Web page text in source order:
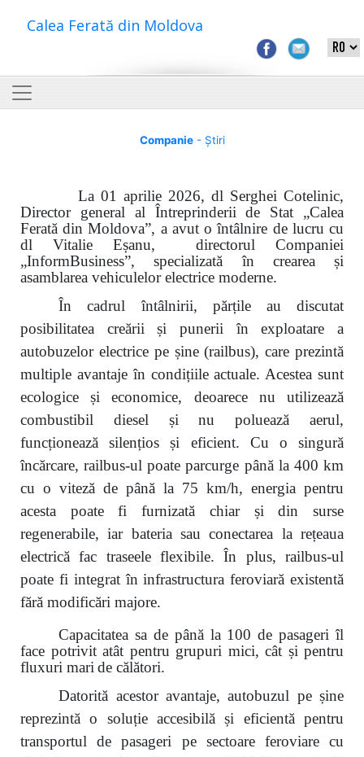
Calea Ferată din Moldova
Companie- Știri
La 01 aprilie 2026, dl Serghei Cotelinic,
Director general al Întreprinderii de Stat „Calea
Ferată din Moldova”, a avut o întâlnire de lucru cu
dl Vitalie Eșanu, directorul Companiei
„InformBusiness”, specializată în crearea și
asamblarea vehiculelor electrice moderne.
În cadrul întâlnirii, părțile au discutat
posibilitatea creării și punerii în exploatare a
autobuzelor electrice pe șine (railbus), care prezintă
multiple avantaje în condițiile actuale. Acestea sunt
ecologice și economice, deoarece nu utilizează
combustibil diesel și nu poluează aerul,
funcționează silențios și eficient. Cu o singură
încărcare, railbus-ul poate parcurge până la 400 km
cu o viteză de până la 75 km/h, energia pentru
acesta poate fi furnizată chiar și din surse
regenerabile, iar bateria sau conectarea la rețeaua
electrică fac traseele flexibile. În plus, railbus-ul
poate fi integrat în infrastructura feroviară existentă
fără modificări majore.
Capacitatea sa de până la 100 de pasageri îl
face potrivit atât pentru grupuri mici, cât și pentru
fluxuri mari de călători.
Datorită acestor avantaje, autobuzul pe șine
reprezintă o soluție accesibilă și eficientă pentru
transportul de pasageri pe sectoare feroviare cu